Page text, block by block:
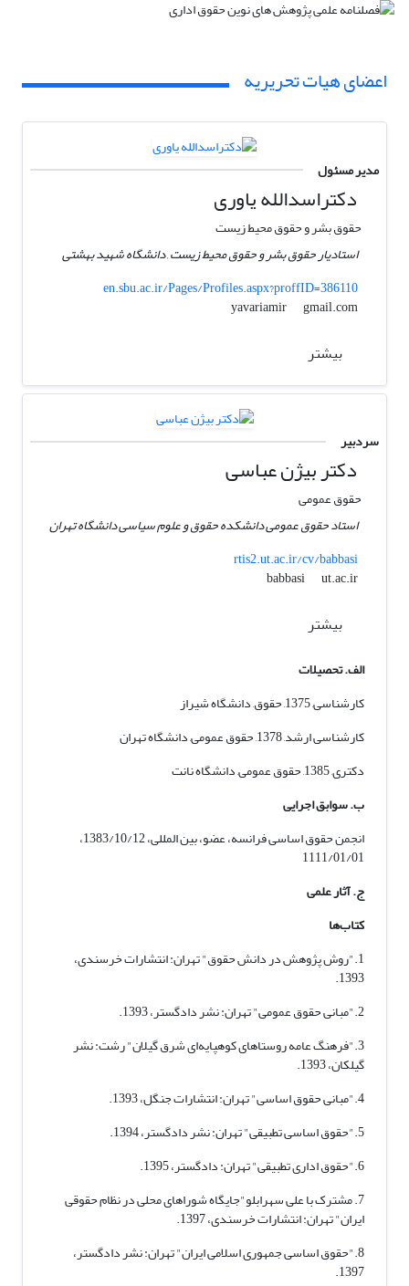
اعضای هیات تحریریه
مدیر مسئول
دکتراسدالله یاوری
حقوق بشر و حقوق محیط زیست
استادیار حقوق بشر و حقوق محیط زیست , دانشگاه شهید بهشتی
en.sbu.ac.ir/Pages/Profiles.aspx?proffID=386110
yavariamir
gmail.com
بیشتر
سردبیر
دکتر بیژن عباسی
حقوق عمومی
استاد حقوق عمومی دانشکده حقوق و علوم سیاسی دانشگاه تهران
rtis2.ut.ac.ir/cv/babbasi
babbasi
ut.ac.ir
بیشتر
الف. تحصیلات
کارشناسی, 1375, حقوق, دانشگاه شیراز
کارشناسی ارشد, 1378, حقوق عمومی, دانشگاه تهران
دکتری, 1385, حقوق عمومی, دانشگاه نانت
ب. سوابق اجرایی
انجمن حقوق اساسی فرانسه، عضو، بین المللی، 1383/10/12،
1111/01/01
ج. آثار علمی
کتاب‌ها
1."روش پژوهش در دانش حقوق" تهران: انتشارات خرسندی،
1393.
2."مبانی حقوق عمومی" تهران: نشر دادگستر، 1393.
3."فرهنگ عامه روستاهای کوهپایه‌ای شرق گیلان" رشت: نشر
گیلکان، 1393.
4."مبانی حقوق اساسی" تهران: انتشارات جنگل، 1393.
5."حقوق اساسی تطبیقی" تهران: نشر دادگستر، 1394.
6."حقوق اداری تطبیقی" تهران: دادگستر، 1395.
7. مشترک با علی سهرابلو"جایگاه شوراهای محلی در نظام حقوقی
ایران" تهران: انتشارات خرسندی، 1397.
8."حقوق اساسی جمهوری اسلامی ایران" تهران: نشر دادگستر،
1397.